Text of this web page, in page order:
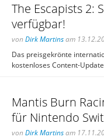
The Escapists 2:
verfügbar!
von Dirk Martinsam
Das preisgekrönte
kostenloses Content-
Mantis Burn
für Nintendo
von Dirk Martinsam